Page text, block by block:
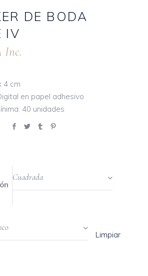
DE BODA
IV
Inc.
4 cm
en papel adhesivo
40 unidades
Cuadrada
Limpiar